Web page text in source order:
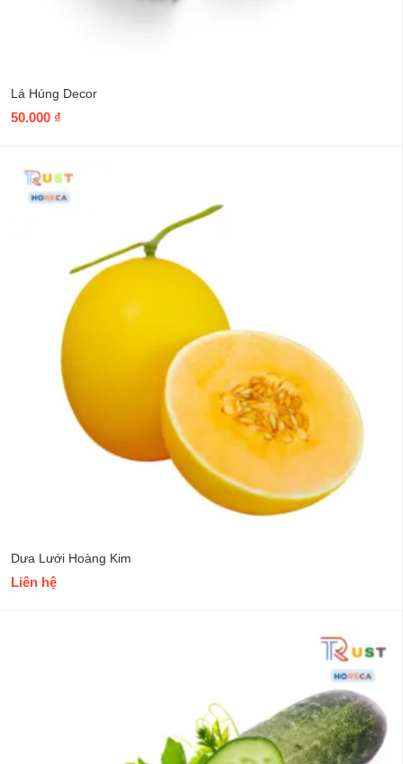
Lá Húng Decor
50.000 ₫
Dưa Lưới Hoàng Kim
Liên hệ